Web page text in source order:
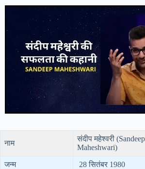
नाम
संदीप महेश्वरी (Sandeep
Maheshwari)
जन्म ‌ 28 सितंबर 1980